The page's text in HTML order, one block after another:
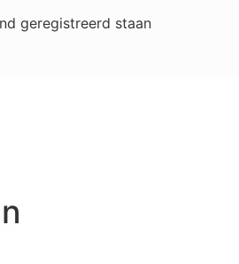
geregistreerd staan